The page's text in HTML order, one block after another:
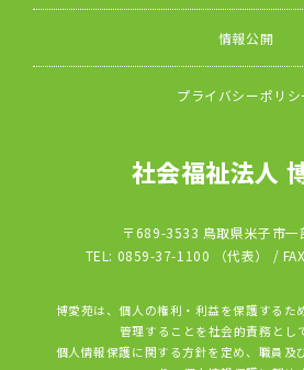
情報公開
プライバシーポリシ
社会福祉法人
〒689-3533 鳥取県米子市一
TEL: 0859-37-1100 （代表） /
博愛苑は、個人の権利・利益を保護するた
管理することを社会的責務とし
個人情報保護に関する方針を定め、職員及